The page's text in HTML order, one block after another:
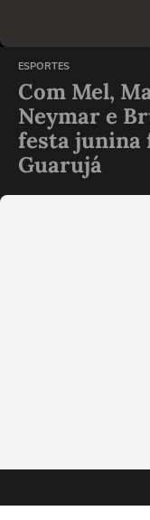
ESPORTES
Com Mel,
Neymar e
festa junina
Guarujá